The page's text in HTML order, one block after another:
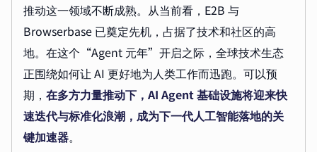
推动这一领域不断成熟。从当前看，E2B 与
Browserbase 已奠定先机，占据了技术和社区的高
地。在这个“Agent 元年”开启之际，全球技术生态
正围绕如何让 AI 更好地为人类工作而迅跑。可以预
期， 在多方力量推动下，AI Agent 基础设施将迎来快
速迭代与标准化浪潮，成为下一代人工智能落地的关
键加速器。